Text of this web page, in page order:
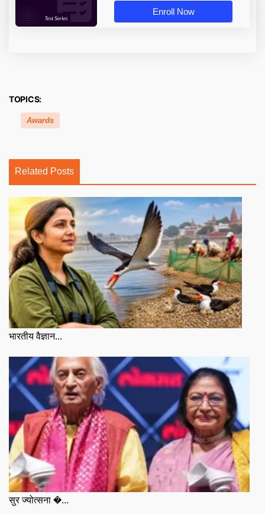
Enroll Now
TOPICS:
Awards
Related Posts
भारतीय वैज्ञान...
सुर ज्योत्सना �...